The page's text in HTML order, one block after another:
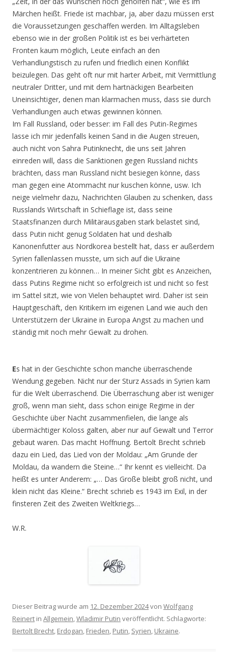
Märchen heißt. Friede ist machbar, ja, aber dazu müssen erst
die Voraussetzungen geschaffen werden. Im Alltagsleben
ebenso wie in der großen Politik ist es bei verhärteten
Fronten kaum möglich, Leute einfach an den
Verhandlungstisch zu rufen und friedlich einen Konflikt
beizulegen. Das geht oft nur mit harter Arbeit, mit Vermittlung
neutraler Dritter, und mit dem hartnäckigen Bearbeiten
Uneinsichtiger, denen man klarmachen muss, dass sie durch
Verhandlungen auch etwas gewinnen können.
Im Fall Russland, oder besser: im Fall des Putin-Regimes
lasse ich mir jedenfalls keinen Sand in die Augen streuen,
auch nicht von Sahra Putinknecht, die uns seit Jahren
einreden will, dass die Sanktionen gegen Russland nichts
brächten, dass man Russland nicht besiegen könne, dass
man gegen eine Atommacht nur kuschen könne, usw. Ich
neige vielmehr dazu, Nachrichten Glauben zu schenken, dass
Russlands Wirtschaft in Schieflage ist, dass seine
Staatsfinanzen durch Militärausgaben stark belastet sind,
dass Putin nicht genug Soldaten hat und deshalb
Kanonenfutter aus Nordkorea bestellt hat, dass er außerdem
Syrien fallenlassen musste, um sich auf die Ukraine
konzentrieren zu können… In meiner Sicht gibt es Anzeichen,
dass Putins Regime nicht so erfolgreich ist und nicht so fest
im Sattel sitzt, wie von Vielen behauptet wird. Daher ist sein
Hauptgeschäft, den Kritikern im eigenen Land wie auch den
Unterstützern der Ukraine in Europa Angst zu machen und
ständig mit noch mehr Gewalt zu drohen.
Es hat in der Geschichte schon manche überraschende
Wendung gegeben. Nicht nur der Sturz Assads in Syrien kam
für die Welt überraschend. Die Überraschung aber ist weniger
groß, wenn man sieht, dass schon einige Regime in der
Geschichte über Nacht zusammenfielen, die lange als
übermächtiger Koloss galten, aber nur auf Gewalt und Terror
gebaut waren. Das macht Hoffnung. Bertolt Brecht schrieb
dazu ein Lied, das Lied von der Moldau: „Am Grunde der
Moldau, da wandern die Steine…“ Ihr kennt es vielleicht. Da
heißt es unter Anderem: „… Das Große bleibt groß nicht, und
klein nicht das Kleine.“ Brecht schrieb es 1943 im Exil, in der
finsteren Zeit des Zweiten Weltkriegs…
W.R.
Dieser Beitrag wurde am 12. Dezember 2024von Wolfgang
Reinert in Allgemein,Wladimir Putin veröffentlicht. Schlagworte:
Bertolt Brecht, Erdogan, Frieden, Putin, Syrien, Ukraine.